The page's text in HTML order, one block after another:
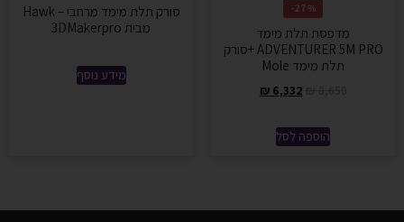
27%-
מדפסת תלת מימד
ADVENTURER 5M PRO +סורק
תלת מימד Mole
₪6,332
הוספה לסל
סורק תלת מימד מרחבי – Hawk
מבית 3DMakerpro
מידע נוסף